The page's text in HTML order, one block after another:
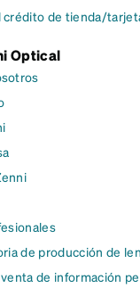
crédito de tienda/
Optical
de producción de
de información